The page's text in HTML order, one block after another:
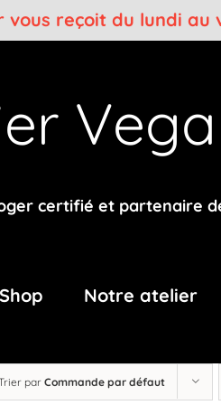
vous reçoit du lundi
Vega
certifié et partenaire
Shop Notre atelier
parCommande par défaut